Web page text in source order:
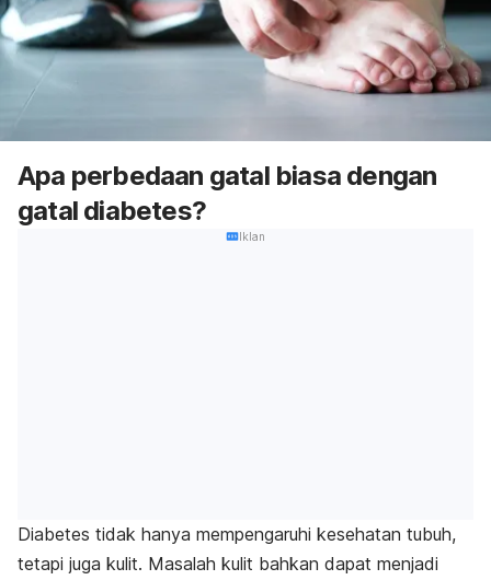
Apa perbedaan gatal biasa dengan
gatal diabetes?
Iklan
Diabetes tidak hanya mempengaruhi kesehatan tubuh,
tetapi juga kulit. Masalah kulit bahkan dapat menjadi